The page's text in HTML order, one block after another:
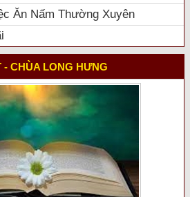
Ăn Nấm Thường Xuyên
- CHÙA LONG HƯNG